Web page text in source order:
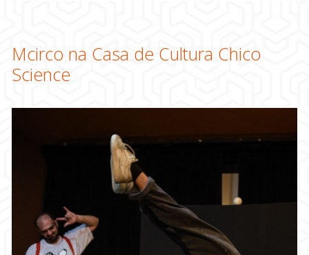
Mcirco na Casa de Cultura Chico
Science